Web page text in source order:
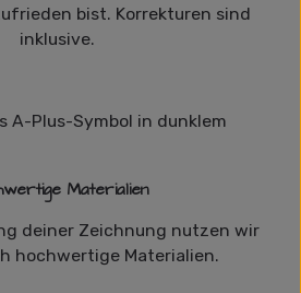
bist. Korrekturen sind
inklusive.
Materialien
deiner Zeichnung nutzen wir
hochwertige Materialien.